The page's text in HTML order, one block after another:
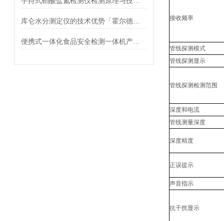
接收频率
管线探测模式
管线探测显示
管线探测检测范围
深度和电流
管线测量深度
深度精度
正误提示
声音指示
抗干扰显示